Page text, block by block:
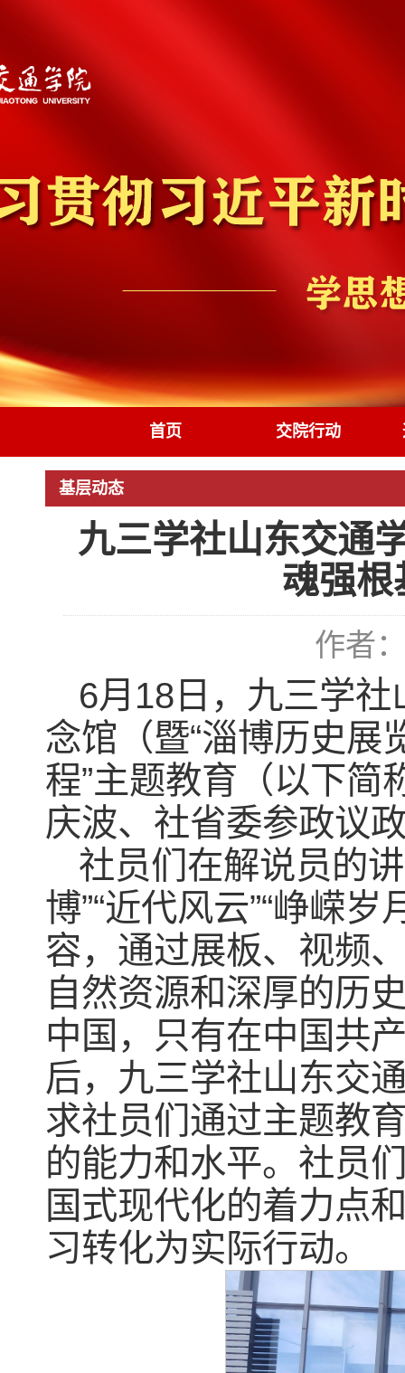
首页 交院行动
基层动态
九三学社山东交通
魂强根
作者
6月18日，九三学
念馆（暨“淄博历史展
程”主题教育（以下简
庆波、社省委参政议
社员们在解说员的
博”“近代风云”“峥嵘岁
容，通过展板、视频
自然资源和深厚的历
中国，只有在中国共
后，九三学社山东交
求社员们通过主题教
的能力和水平。社员
国式现代化的着力点
习转化为实际行动。